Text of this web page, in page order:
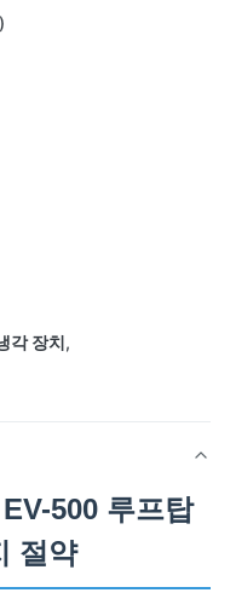
각 장치,
500 루프탑
절약